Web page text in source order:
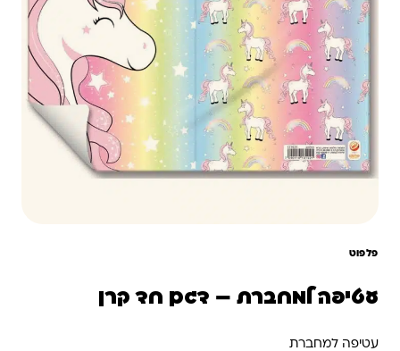
פלפוט
עטיפה למחברת – דגם חד קרן
עטיפה למחברת